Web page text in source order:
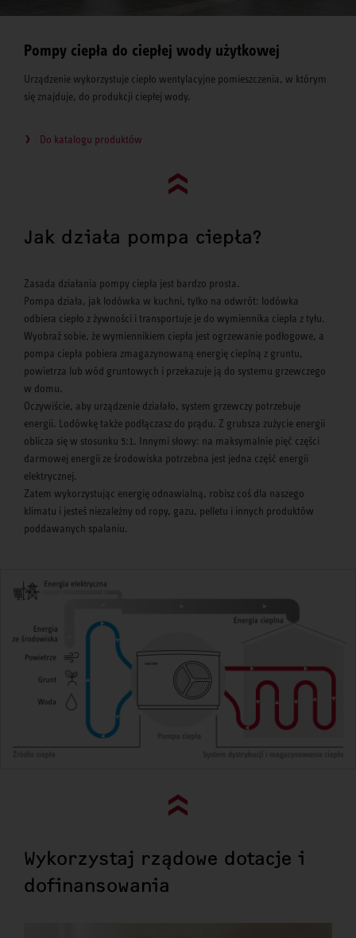
Pompy ciepła do ciepłej wody użytkowej
Urządzenie wykorzystuje ciepło wentylacyjne pomieszczenia, w którym
się znajduje, do produkcji ciepłej wody.
Do katalogu produktów
Go to top (evo)
Jak działa pompa ciepła?
Zasada działania pompy ciepła jest bardzo prosta.
Pompa działa, jak lodówka w kuchni, tylko na odwrót: lodówka
odbiera ciepło z żywności i transportuje je do wymiennika ciepła z tyłu.
Wyobraź sobie, że wymiennikiem ciepła jest ogrzewanie podłogowe, a
pompa ciepła pobiera zmagazynowaną energię cieplną z gruntu,
powietrza lub wód gruntowych i przekazuje ją do systemu grzewczego
w domu.
Oczywiście, aby urządzenie działało, system grzewczy potrzebuje
energii. Lodówkę także podłączasz do prądu. Z grubsza zużycie energii
oblicza się w stosunku 5:1. Innymi słowy: na maksymalnie pięć części
darmowej energii ze środowiska potrzebna jest jedna część energii
elektrycznej.
Zatem wykorzystując energię odnawialną, robisz coś dla naszego
klimatu i jesteś niezależny od ropy, gazu, pelletu i innych produktów
poddawanych spalaniu.
Go to top (evo)
Wykorzystaj rządowe dotacje i
dofinansowania